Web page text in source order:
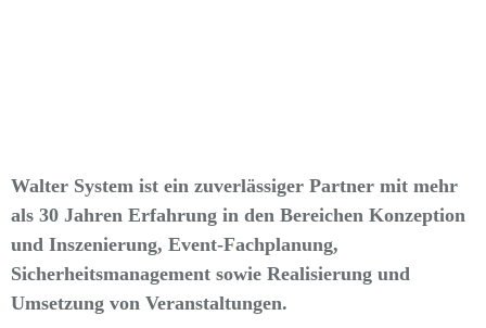
Walter System ist ein zuverlässiger Partner mit mehr
als 30 Jahren Erfahrung in den Bereichen Konzeption
und Inszenierung, Event-Fachplanung,
Sicherheitsmanagement sowie Realisierung und
Umsetzung von Veranstaltungen.